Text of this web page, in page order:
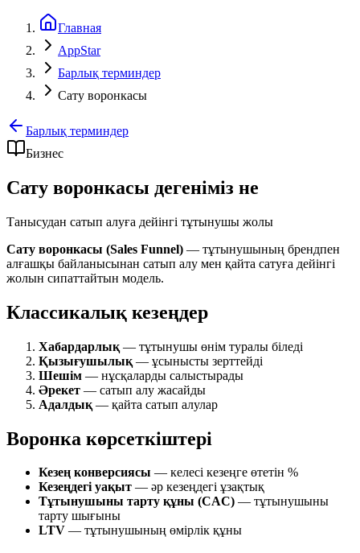
Главная
AppStar
Барлық терминдер
Сату воронкасы
Барлық терминдер
Бизнес
Сату воронкасы дегеніміз не
Танысудан сатып алуға дейінгі тұтынушы жолы
Сату воронкасы (Sales Funnel) — тұтынушының брендпен
алғашқы байланысынан сатып алу мен қайта сатуға дейінгі
жолын сипаттайтын модель.
Классикалық кезеңдер
Хабардарлық — тұтынушы өнім туралы біледі
Қызығушылық — ұсынысты зерттейді
Шешім — нұсқаларды салыстырады
Әрекет — сатып алу жасайды
Адалдық — қайта сатып алулар
Воронка көрсеткіштері
Кезең конверсиясы — келесі кезеңге өтетін %
Кезеңдегі уақыт — әр кезеңдегі ұзақтық
Тұтынушыны тарту құны (CAC) — тұтынушыны
тарту шығыны
LTV — тұтынушының өмірлік құны